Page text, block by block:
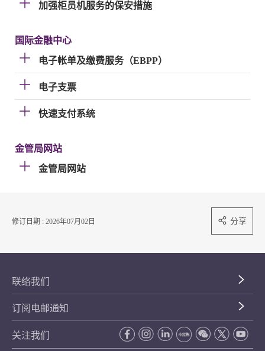
加强柜员机服务的保安措施
国际金融中心
电子帐单及缴费服务（EBPP）
电子支票
快速支付系统
金管局网站
金管局网站
修订日期 : 2026年07月02日 分享
联络我们
订阅电邮通知
关注我们